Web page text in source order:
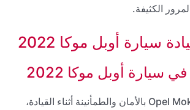
الكثيفة.
سيارة أوبل موكا 2022
سيارة أوبل موكا 2022
تشعرك 2022 Opel Mokka بالأمان والطمأنينة أثناء القيادة،